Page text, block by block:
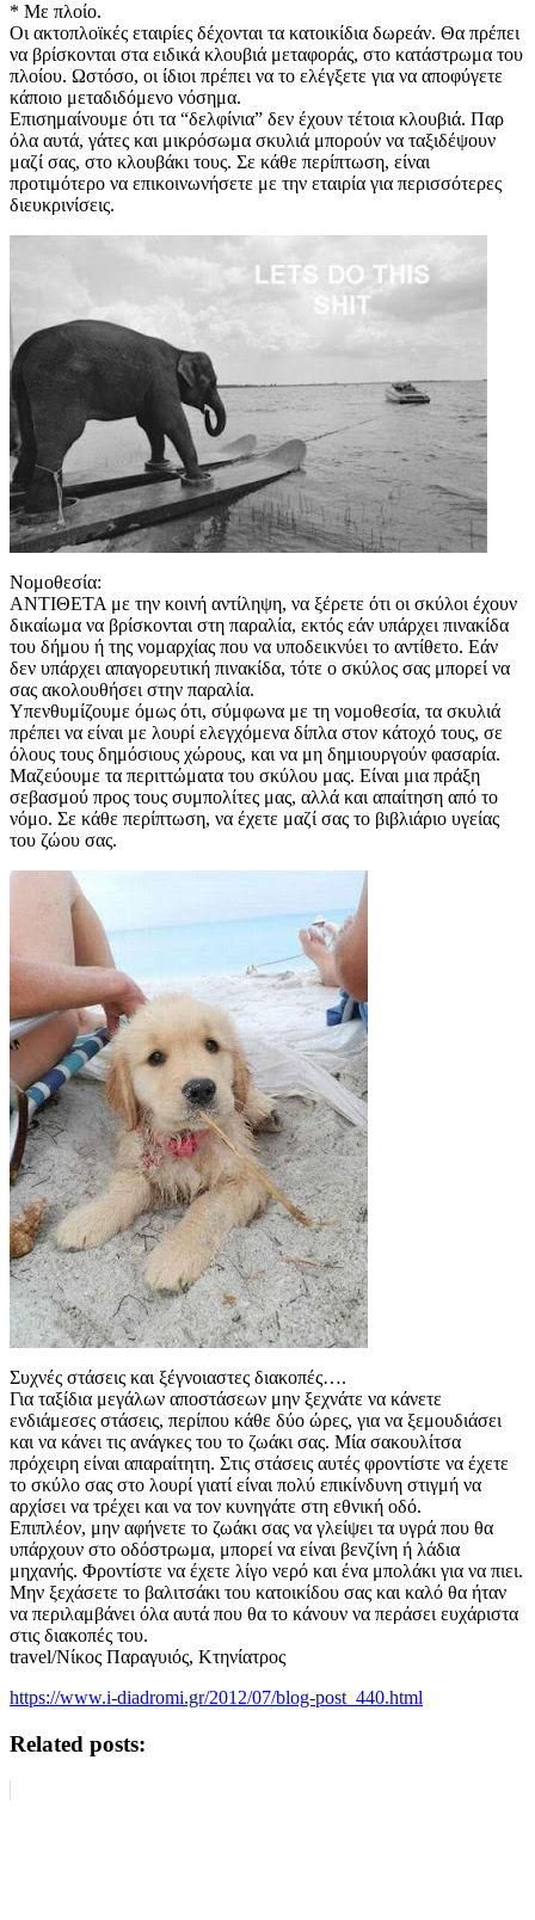
* Με πλοίο.
Οι ακτοπλοϊκές εταιρίες δέχονται τα κατοικίδια δωρεάν. Θα πρέπει
να βρίσκονται στα ειδικά κλουβιά μεταφοράς, στο κατάστρωμα του
πλοίου. Ωστόσο, οι ίδιοι πρέπει να το ελέγξετε για να αποφύγετε
κάποιο μεταδιδόμενο νόσημα.
Επισημαίνουμε ότι τα “δελφίνια” δεν έχουν τέτοια κλουβιά. Παρ
όλα αυτά, γάτες και μικρόσωμα σκυλιά μπορούν να ταξιδέψουν
μαζί σας, στο κλουβάκι τους. Σε κάθε περίπτωση, είναι
προτιμότερο να επικοινωνήσετε με την εταιρία για περισσότερες
διευκρινίσεις.
Νομοθεσία:
ΑΝΤΙΘΕΤΑ με την κοινή αντίληψη, να ξέρετε ότι οι σκύλοι έχουν
δικαίωμα να βρίσκονται στη παραλία, εκτός εάν υπάρχει πινακίδα
του δήμου ή της νομαρχίας που να υποδεικνύει το αντίθετο. Εάν
δεν υπάρχει απαγορευτική πινακίδα, τότε ο σκύλος σας μπορεί να
σας ακολουθήσει στην παραλία.
Υπενθυμίζουμε όμως ότι, σύμφωνα με τη νομοθεσία, τα σκυλιά
πρέπει να είναι με λουρί ελεγχόμενα δίπλα στον κάτοχό τους, σε
όλους τους δημόσιους χώρους, και να μη δημιουργούν φασαρία.
Μαζεύουμε τα περιττώματα του σκύλου μας. Είναι μια πράξη
σεβασμού προς τους συμπολίτες μας, αλλά και απαίτηση από το
νόμο. Σε κάθε περίπτωση, να έχετε μαζί σας το βιβλιάριο υγείας
του ζώου σας.
Συχνές στάσεις και ξέγνοιαστες διακοπές….
Για ταξίδια μεγάλων αποστάσεων μην ξεχνάτε να κάνετε
ενδιάμεσες στάσεις, περίπου κάθε δύο ώρες, για να ξεμουδιάσει
και να κάνει τις ανάγκες του το ζωάκι σας. Μία σακουλίτσα
πρόχειρη είναι απαραίτητη. Στις στάσεις αυτές φροντίστε να έχετε
το σκύλο σας στο λουρί γιατί είναι πολύ επικίνδυνη στιγμή να
αρχίσει να τρέχει και να τον κυνηγάτε στη εθνική οδό.
Επιπλέον, μην αφήνετε το ζωάκι σας να γλείψει τα υγρά που θα
υπάρχουν στο οδόστρωμα, μπορεί να είναι βενζίνη ή λάδια
μηχανής. Φροντίστε να έχετε λίγο νερό και ένα μπολάκι για να πιει.
Μην ξεχάσετε το βαλιτσάκι του κατοικίδου σας και καλό θα ήταν
να περιλαμβάνει όλα αυτά που θα το κάνουν να περάσει ευχάριστα
στις διακοπές του.
travel/Νίκος Παραγυιός, Κτηνίατρος
https://www.i-diadromi.gr/2012/07/blog-post_440.html
Related posts: